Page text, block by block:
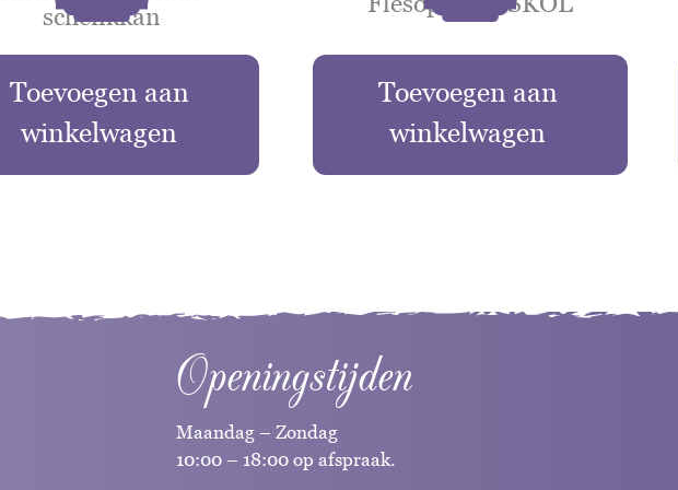
schenkkan
Toevoegen aan
winkelwagen
Toevoegen aan
winkelwagen
Openingstijden
Maandag – Zondag
10:00 – 18:00 op afspraak.